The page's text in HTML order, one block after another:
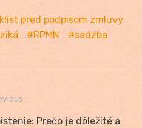
pred podpisom zmluvy
RPMN
sadzba
Prečo je dôležité a